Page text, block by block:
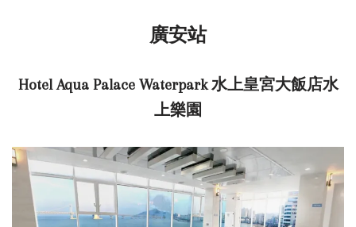
廣安站
Hotel Aqua Palace Waterpark 水上皇宮大飯店水
上樂園